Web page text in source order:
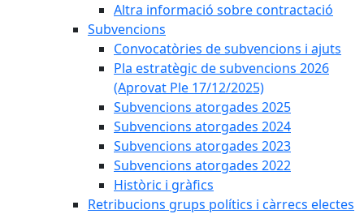
Altra informació sobre contractació
Subvencions
Convocatòries de subvencions i ajuts
Pla estratègic de subvencions 2026
(Aprovat Ple 17/12/2025)
Subvencions atorgades 2025
Subvencions atorgades 2024
Subvencions atorgades 2023
Subvencions atorgades 2022
Històric i gràfics
Retribucions grups polítics i càrrecs electes